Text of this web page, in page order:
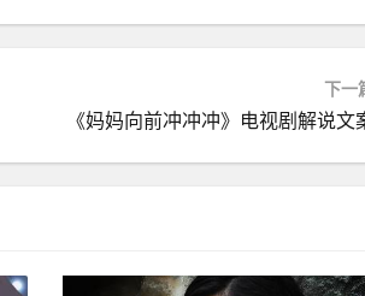
下一
《妈妈向前冲冲冲》电视剧解说文